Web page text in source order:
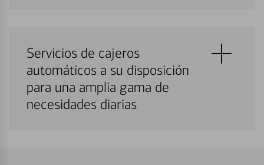
Servicios de cajeros
automáticos a su disposición
para una amplia gama de
necesidades diarias